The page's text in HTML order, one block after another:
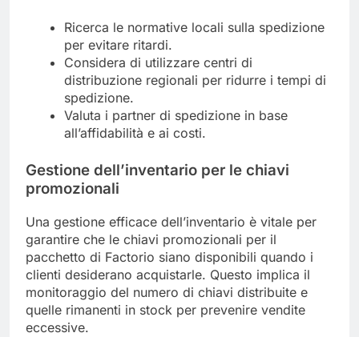
Ricerca le normative locali sulla spedizione
per evitare ritardi.
Considera di utilizzare centri di
distribuzione regionali per ridurre i tempi di
spedizione.
Valuta i partner di spedizione in base
all’affidabilità e ai costi.
Gestione dell’inventario per le chiavi
promozionali
Una gestione efficace dell’inventario è vitale per
garantire che le chiavi promozionali per il
pacchetto di Factorio siano disponibili quando i
clienti desiderano acquistarle. Questo implica il
monitoraggio del numero di chiavi distribuite e
quelle rimanenti in stock per prevenire vendite
eccessive.